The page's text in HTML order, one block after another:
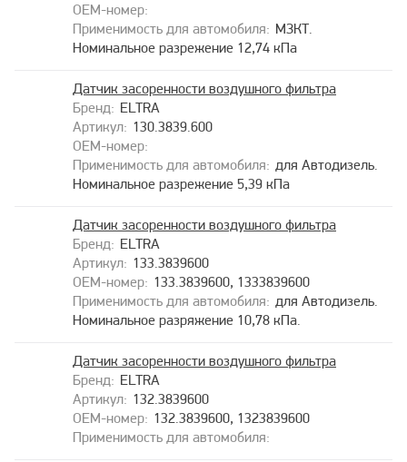
МЗКТ.
Номинальное разрежение 12,74 кПа
ELTRA
130.3839.600
Датчик засоренности воздушного фильтра
для Автодизель.
Номинальное разрежение 5,39 кПа
ELTRA
133.3839600
133.3839600, 1333839600
Датчик засоренности воздушного фильтра
для Автодизель.
Номинальное разряжение 10,78 кПа.
ELTRA
132.3839600
132.3839600, 1323839600
Датчик засоренности воздушного фильтра